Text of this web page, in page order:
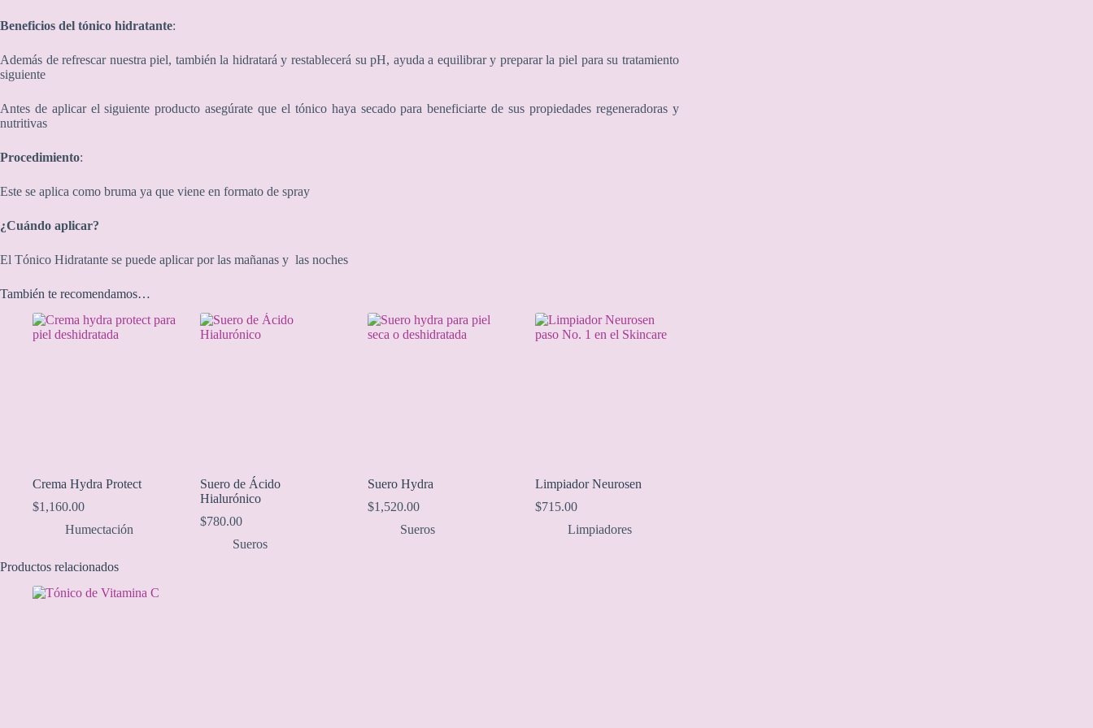
Beneficios del tónico hidratante:
Además de refrescar nuestra piel, también la hidratará y restablecerá su pH, ayuda a equilibrar y preparar la piel para su tratamiento
siguiente
Antes de aplicar el siguiente producto asegúrate que el tónico haya secado para beneficiarte de sus propiedades regeneradoras y
nutritivas
Procedimiento:
Este se aplica como bruma ya que viene en formato de spray
¿Cuándo aplicar?
El Tónico Hidratante se puede aplicar por las mañanas y las noches
También te recomendamos…
Crema Hydra Protect
$1,160.00
Humectación
Suero de Ácido
Hialurónico
$780.00
Sueros
Suero Hydra
$1,520.00
Sueros
Limpiador Neurosen
$715.00
Limpiadores
Productos relacionados